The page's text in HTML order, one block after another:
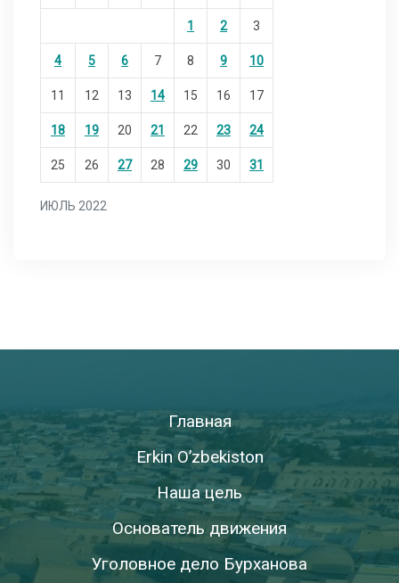
ИЮЛЬ 2022
1 2 3
4 5 6 7 8 9 10
11 12 13 14 15 16 17
18 19 20 21 22 23 24
25 26 27 28 29 30 31
Главная
Erkin O’zbekiston
Наша цель
Основатель движения
Уголовное дело Бурханова